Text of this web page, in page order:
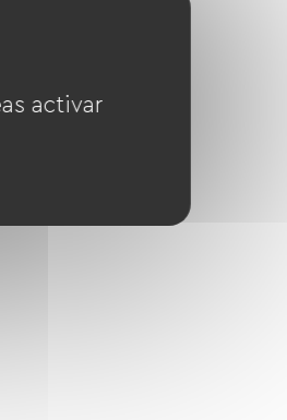
activar